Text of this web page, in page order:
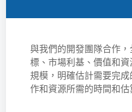
與我們的開發團隊合作
標、市場利基、價值和
規模，明確估計需要完
作和資源所需的時間和